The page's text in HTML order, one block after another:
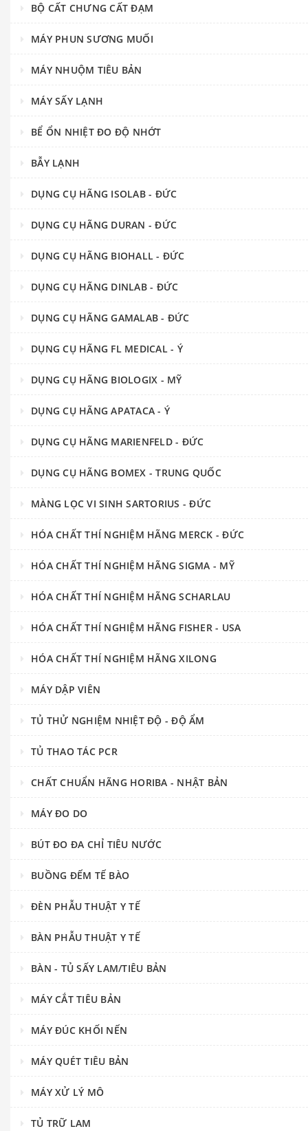
BỘ CẤT CHƯNG CẤT ĐẠM
MÁY PHUN SƯƠNG MUỐI
MÁY NHUỘM TIÊU BẢN
MÁY SẤY LẠNH
BỂ ỔN NHIỆT ĐO ĐỘ NHỚT
BẪY LẠNH
DỤNG CỤ HÃNG ISOLAB - ĐỨC
DỤNG CỤ HÃNG DURAN - ĐỨC
DỤNG CỤ HÃNG BIOHALL - ĐỨC
DỤNG CỤ HÃNG DINLAB - ĐỨC
DỤNG CỤ HÃNG GAMALAB - ĐỨC
DỤNG CỤ HÃNG FL MEDICAL - Ý
DỤNG CỤ HÃNG BIOLOGIX - MỸ
DỤNG CỤ HÃNG APATACA - Ý
DỤNG CỤ HÃNG MARIENFELD - ĐỨC
DỤNG CỤ HÃNG BOMEX - TRUNG QUỐC
MÀNG LỌC VI SINH SARTORIUS - ĐỨC
HÓA CHẤT THÍ NGHIỆM HÃNG MERCK - ĐỨC
HÓA CHẤT THÍ NGHIỆM HÃNG SIGMA - MỸ
HÓA CHẤT THÍ NGHIỆM HÃNG SCHARLAU
HÓA CHẤT THÍ NGHIỆM HÃNG FISHER - USA
HÓA CHẤT THÍ NGHIỆM HÃNG XILONG
MÁY DẬP VIÊN
TỦ THỬ NGHIỆM NHIỆT ĐỘ - ĐỘ ẨM
TỦ THAO TÁC PCR
CHẤT CHUẨN HÃNG HORIBA - NHẬT BẢN
MÁY ĐO DO
BÚT ĐO ĐA CHỈ TIÊU NƯỚC
BUỒNG ĐẾM TẾ BÀO
ĐÈN PHẪU THUẬT Y TẾ
BÀN PHẪU THUẬT Y TẾ
BÀN - TỦ SẤY LAM/TIÊU BẢN
MÁY CẮT TIÊU BẢN
MÁY ĐÚC KHỐI NẾN
MÁY QUÉT TIÊU BẢN
MÁY XỬ LÝ MÔ
TỦ TRỮ LAM